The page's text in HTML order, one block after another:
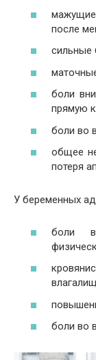
после
сильные
боли
прямую
боли во
общее
потеря
У беременных
боли
боли во